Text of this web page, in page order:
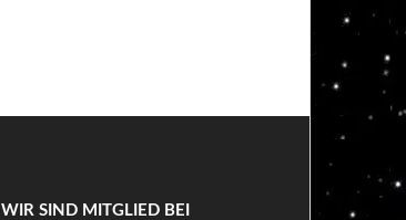
WIR SIND MITGLIED BEI